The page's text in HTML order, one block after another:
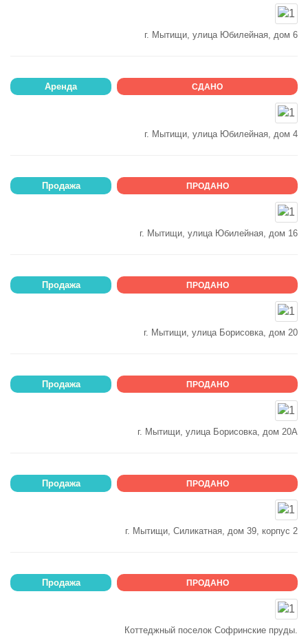
г. Мытищи, улица Юбилейная, дом 6
Аренда СДАНО
г. Мытищи, улица Юбилейная, дом 4
Продажа ПРОДАНО
г. Мытищи, улица Юбилейная, дом 16
Продажа ПРОДАНО
г. Мытищи, улица Борисовка, дом 20
Продажа ПРОДАНО
г. Мытищи, улица Борисовка, дом 20А
Продажа ПРОДАНО
г. Мытищи, Силикатная, дом 39, корпус 2
Продажа ПРОДАНО
Коттеджный поселок Софринские пруды.